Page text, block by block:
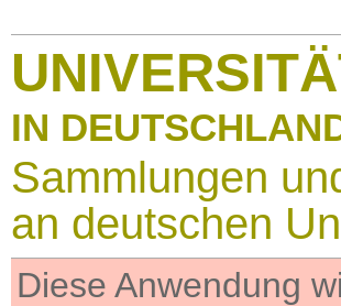
IN
Sammlungen
an deutschen
Diese Anwendung